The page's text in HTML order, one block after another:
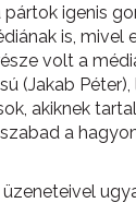
igenis
is,
volt a
(Jakab
akiknek
a